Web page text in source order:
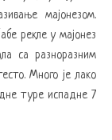
мајонезом.
рекле у мајонез
са разноразним
Много је лако
туре испадне 7